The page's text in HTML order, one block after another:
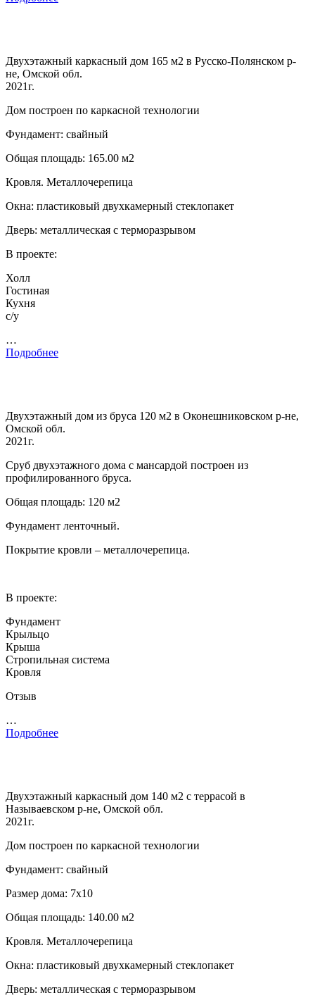
Двухэтажный каркасный дом 165 м2 в Русско-Полянском р-
не, Омской обл.
2021г.
Дом построен по каркасной технологии
Фундамент: свайный
Общая площадь: 165.00 м2
Кровля. Металлочерепица
Окна: пластиковый двухкамерный стеклопакет
Дверь: металлическая с терморазрывом
В проекте:
Холл
Гостиная
Кухня
с/у
…
Подробнее
Двухэтажный дом из бруса 120 м2 в Оконешниковском р-не,
Омской обл.
2021г.
Сруб двухэтажного дома с мансардой построен из
профилированного бруса.
Общая площадь: 120 м2
Фундамент ленточный.
Покрытие кровли – металлочерепица.
В проекте:
Фундамент
Крыльцо
Крыша
Стропильная система
Кровля
Отзыв
…
Подробнее
Двухэтажный каркасный дом 140 м2 с террасой в
Называевском р-не, Омской обл.
2021г.
Дом построен по каркасной технологии
Фундамент: свайный
Размер дома: 7х10
Общая площадь: 140.00 м2
Кровля. Металлочерепица
Окна: пластиковый двухкамерный стеклопакет
Дверь: металлическая с терморазрывом